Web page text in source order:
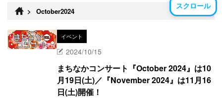
スクロール
> October2024
イベント
2024/10/15
まちなかコンサート『October 2024』は10
月19日(土)／『November 2024』は11月16
日(土)開催！